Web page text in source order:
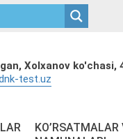
Xolxanov ko'chasi,
test.uz
KO’RSATMALAR